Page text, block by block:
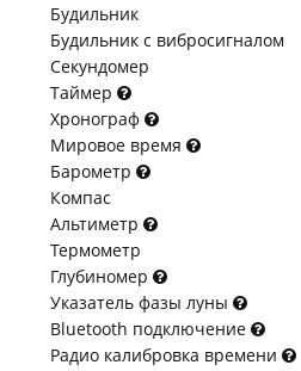
Будильник
Будильник с вибросигналом
Секундомер
Таймер
Хронограф
Мировое время
Барометр
Компас
Альтиметр
Термометр
Глубиномер
Указатель фазы луны
Bluetooth подключение
Радио калибровка времени